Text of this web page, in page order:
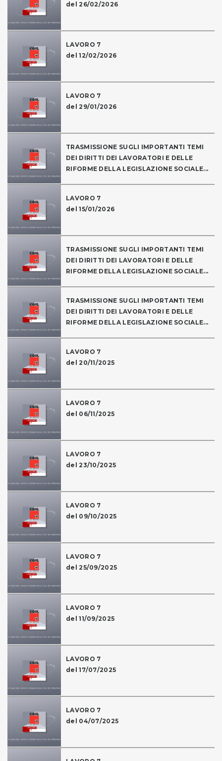
del 26/02/2026
LAVORO 7
del 12/02/2026
LAVORO 7
del 29/01/2026
TRASMISSIONE SUGLI IMPORTANTI TEMI
DEI DIRITTI DEI LAVORATORI E DELLE
RIFORME DELLA LEGISLAZIONE SOCIALE...
LAVORO 7
del 15/01/2026
TRASMISSIONE SUGLI IMPORTANTI TEMI
DEI DIRITTI DEI LAVORATORI E DELLE
RIFORME DELLA LEGISLAZIONE SOCIALE...
TRASMISSIONE SUGLI IMPORTANTI TEMI
DEI DIRITTI DEI LAVORATORI E DELLE
RIFORME DELLA LEGISLAZIONE SOCIALE...
LAVORO 7
del 20/11/2025
LAVORO 7
del 06/11/2025
LAVORO 7
del 23/10/2025
LAVORO 7
del 09/10/2025
LAVORO 7
del 25/09/2025
LAVORO 7
del 11/09/2025
LAVORO 7
del 17/07/2025
LAVORO 7
del 04/07/2025